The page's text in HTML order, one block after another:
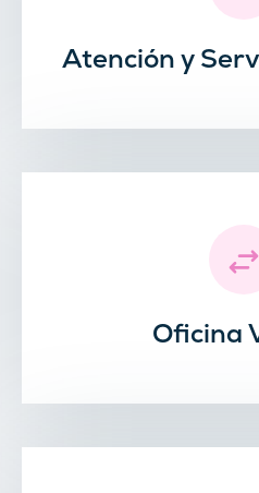
Atención y
Oficina